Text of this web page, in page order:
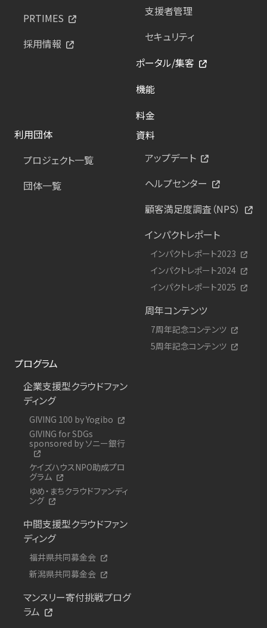
PRTIMES
採用情報
支援者管理
セキュリティ
ポータル/集客
機能
料金
利用団体
プロジェクト一覧
団体一覧
資料
アップデート
ヘルプセンター
顧客満足度調査（NPS）
インパクトレポート
インパクトレポート2023
インパクトレポート2024
インパクトレポート2025
周年コンテンツ
7周年記念コンテンツ
5周年記念コンテンツ
プログラム
企業支援型クラウドファン
ディング
GIVING 100 by Yogibo
GIVING for SDGs
sponsored by ソニー銀行
ケイズハウスNPO助成プロ
グラム
ゆめ・まちクラウドファンディ
ング
中間支援型クラウドファン
ディング
福井県共同募金会
新潟県共同募金会
マンスリー寄付挑戦プログ
ラム